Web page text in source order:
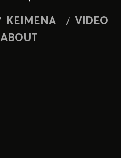
ΚΕΙΜΕΝΑ
VIDEO
ABOUT